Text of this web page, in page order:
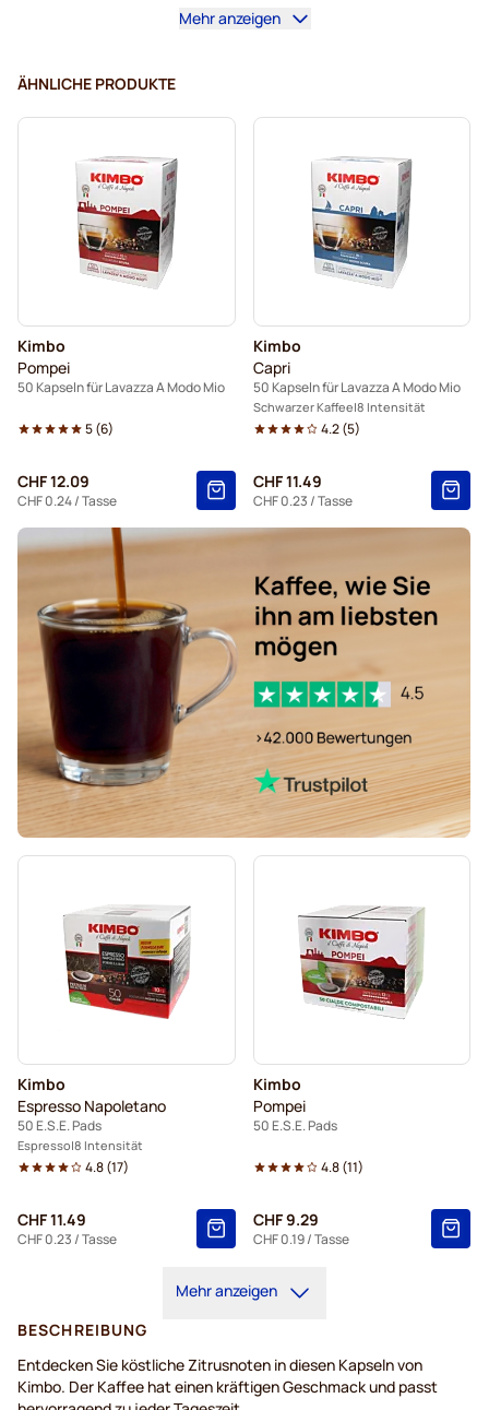
Entkalkung und Reinigung für Lavazza A Modo Mio
Kapseln von Gimoka für Lavazza A Modo Mio
Kapseln für Lavazza A Modo Mio
Für Lavazza A Modo Mio
Mehr anzeigen
ÄHNLICHE PRODUKTE
Kimbo
Pompei
50 Kapseln für Lavazza A Modo Mio
5(6)
CHF 12.09
CHF 0.24/ Tasse
Kimbo
Capri
50 Kapseln für Lavazza A Modo Mio
Schwarzer Kaffee 8 Intensität
4.2(5)
CHF 11.49
CHF 0.23 / Tasse
Kimbo
Espresso Napoletano
50 E.S.E. Pads
Espresso 8 Intensität
4.8(17)
CHF 11.49
CHF 0.23 / Tasse
Kimbo
Pompei
50 E.S.E. Pads
4.8(11)
CHF 9.29
CHF 0.19/ Tasse
Mehr anzeigen
BESCHREIBUNG
Entdecken Sie köstliche Zitrusnoten in diesen Kapseln von
Kimbo. Der Kaffee hat einen kräftigen Geschmack und passt